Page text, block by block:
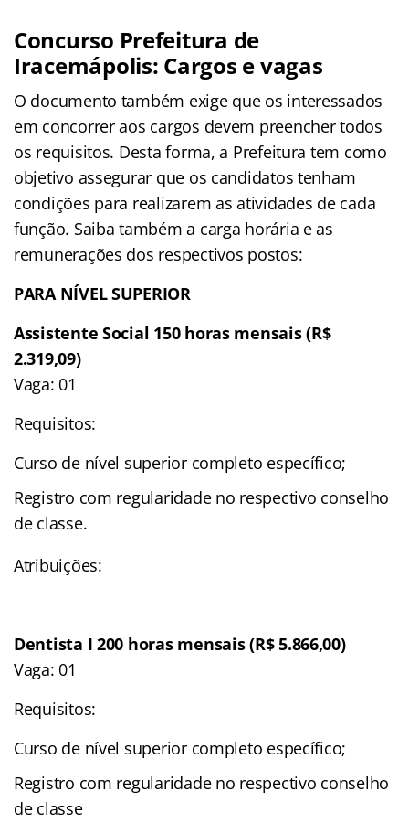
Concurso Prefeitura de
Iracemápolis: Cargos e vagas
O documento também exige que os interessados
em concorrer aos cargos devem preencher todos
os requisitos. Desta forma, a Prefeitura tem como
objetivo assegurar que os candidatos tenham
condições para realizarem as atividades de cada
função. Saiba também a carga horária e as
remunerações dos respectivos postos:
PARA NÍVEL SUPERIOR
Assistente Social 150 horas mensais (R$
2.319,09)
Vaga: 01
Requisitos:
Curso de nível superior completo específico;
Registro com regularidade no respectivo conselho
de classe.
Atribuições:
Dentista I 200 horas mensais (R$ 5.866,00)
Vaga: 01
Requisitos:
Curso de nível superior completo específico;
Registro com regularidade no respectivo conselho
de classe